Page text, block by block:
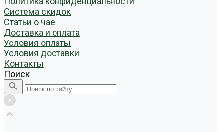
Система скидок
Статьи о чае
Доставка и оплата
Условия оплаты
Условия доставки
Контакты
Поиск